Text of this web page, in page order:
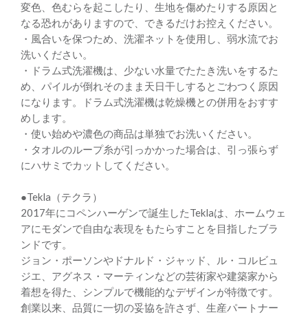
変色、色むらを起こしたり、生地を傷めたりする原因と
なる恐れがありますので、できるだけお控えください。
・風合いを保つため、洗濯ネットを使用し、弱水流でお
洗いください。
・ドラム式洗濯機は、少ない水量でたたき洗いをするた
め、パイルが倒れそのまま天日干しするとごわつく原因
になります。ドラム式洗濯機は乾燥機との併用をおすす
めします。
・使い始めや濃色の商品は単独でお洗いください。
・タオルのループ糸が引っかかった場合は、引っ張らず
にハサミでカットしてください。
●Tekla（テクラ）
2017年にコペンハーゲンで誕生したTeklaは、ホームウェ
アにモダンで自由な表現をもたらすことを目指したブラ
ンドです。
ジョン・ポーソンやドナルド・ジャッド、ル・コルビュ
ジエ、アグネス・マーティンなどの芸術家や建築家から
着想を得た、シンプルで機能的なデザインが特徴です。
創業以来、品質に一切の妥協を許さず、生産パートナー